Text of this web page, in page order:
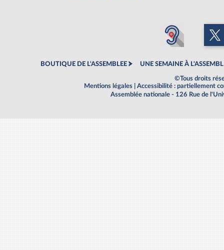
BOUTIQUE DE L'ASSEMBLEE UNE SEMAINE À
©Tous droits
Mentions légales
Accessibilité : partiellement
Assemblée nationale - 126 Rue de